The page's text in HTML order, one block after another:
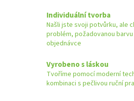
Individuální tvorba
Našli jste svoji potvůrku, ale
problém, požadovanou
objednávce
Vyrobeno s láskou
Tvoříme pomocí moderní
kombinaci s pečlivou ruční